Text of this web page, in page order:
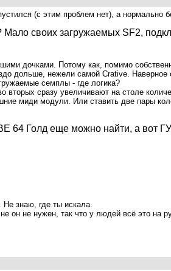
(с этим проблем нет), а нормально
своих загружаемых SF2,
дочками. Потому как, помимо
дольше, нежели самой Crative. Наверное
семплы - где логика?
вторых сразу увеличивают на столе
миди модули. Или ставить две пары
64 Голд еще можно найти, а вот
Не знаю, где ты искала.
он не нужен, так что у людей всё это на